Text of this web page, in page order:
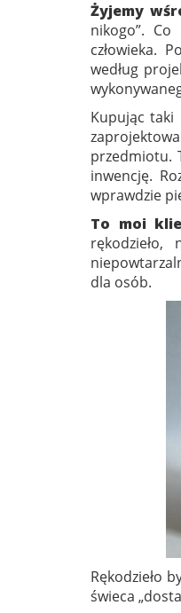
Żyjemy
nikogo”.
człowieka.
według
Kupując taki
przedmiotu.
inwencję.
wprawdzie
To moi
dla osób.
Rękodzieło
świeca